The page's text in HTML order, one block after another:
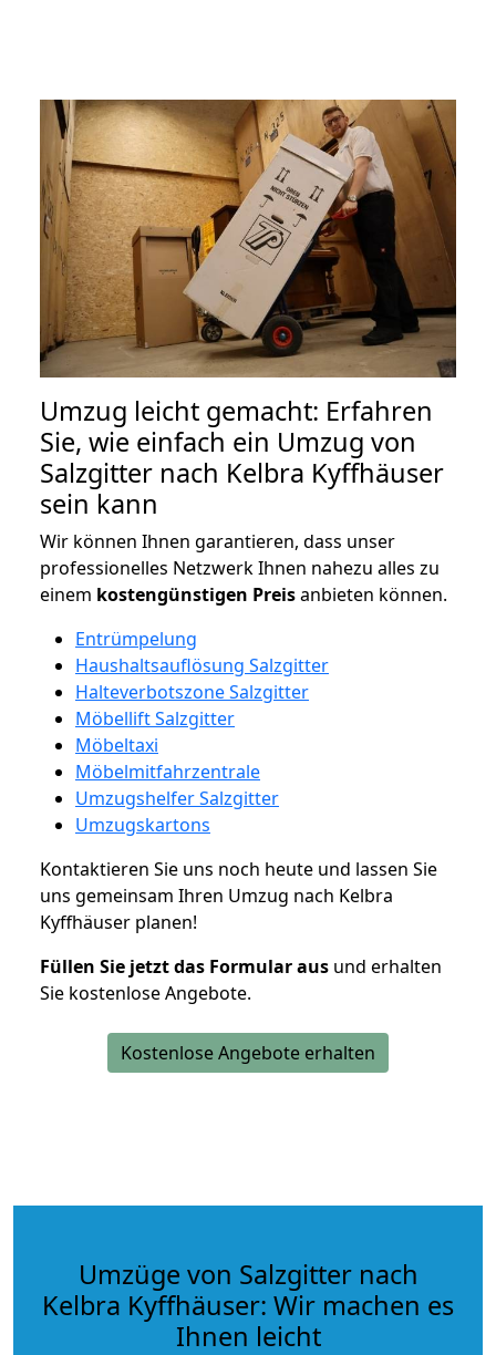
Umzug leicht gemacht: Erfahren
Sie, wie einfach ein Umzug von
Salzgitter nach Kelbra Kyffhäuser
sein kann
Wir können Ihnen garantieren, dass unser
professionelles Netzwerk Ihnen nahezu alles zu
einem kostengünstigen Preisanbieten können.
Entrümpelung
Haushaltsauflösung Salzgitter
Halteverbotszone Salzgitter
Möbellift Salzgitter
Möbeltaxi
Möbelmitfahrzentrale
Umzugshelfer Salzgitter
Umzugskartons
Kontaktieren Sie uns noch heute und lassen Sie
uns gemeinsam Ihren Umzug nach Kelbra
Kyffhäuser planen!
Füllen Sie jetzt das Formular aus und erhalten
Sie kostenlose Angebote.
Kostenlose Angebote erhalten
Umzüge von Salzgitter nach
Kelbra Kyffhäuser: Wir machen es
Ihnen leicht